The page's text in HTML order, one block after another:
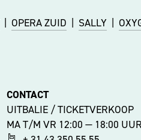
| OPERA ZUID | SALLY |
CONTACT
UITBALIE / TICKETVERKOOP
MA T/M VR 12:00 — 18:00